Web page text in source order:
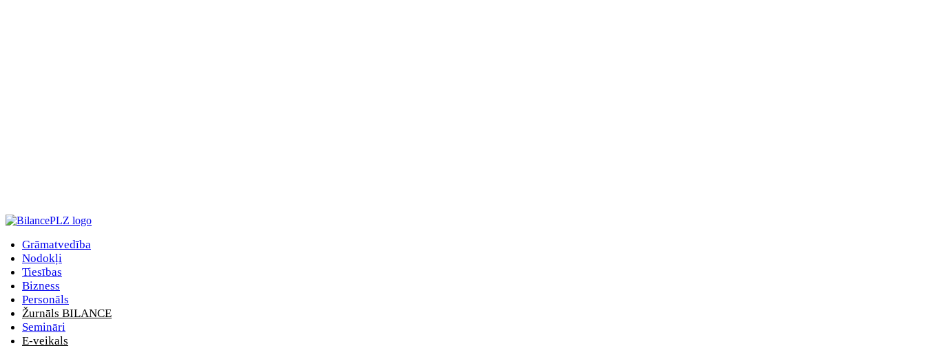
Grāmatvedība
Nodokļi
Tiesības
Bizness
Personāls
Žurnāls BILANCE
Semināri
E-veikals